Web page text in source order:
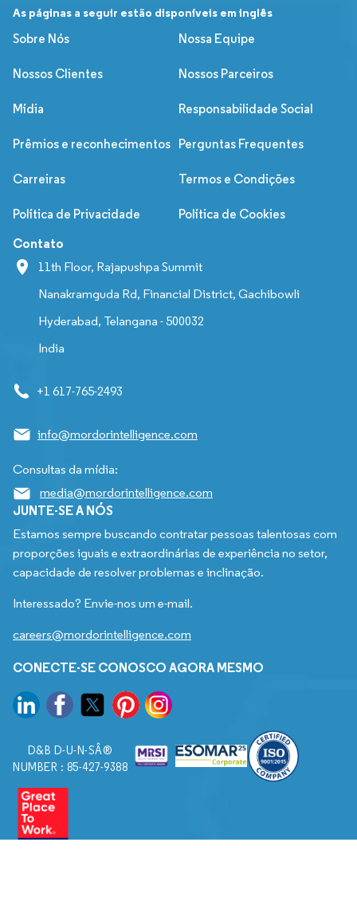
As páginas a seguir estão disponíveis em inglês
Sobre Nós
Nossa Equipe
Nossos Clientes Nossos Parceiros
Mídia Responsabilidade Social
Prêmios e reconhecimentos Perguntas Frequentes
Carreiras Termos e Condições
Política de Privacidade Política de Cookies
Contato
11th Floor, Rajapushpa Summit
Nanakramguda Rd, Financial District, Gachibowli
Hyderabad, Telangana - 500032
India
+1 617-765-2493
info@mordorintelligence.com
Consultas da mídia:
media@mordorintelligence.com
JUNTE-SE A NÓS
Estamos sempre buscando contratar pessoas talentosas com
proporções iguais e extraordinárias de experiência no setor,
capacidade de resolver problemas e inclinação.
Interessado? Envie-nos um e-mail.
careers@mordorintelligence.com
CONECTE-SE CONOSCO AGORA MESMO
D&B D-U-N-SÂ®
NUMBER : 85-427-9388